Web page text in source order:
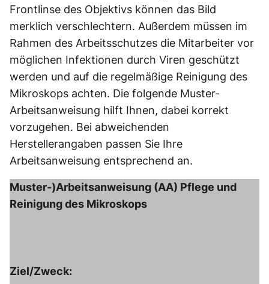
Frontlinse des Objektivs können das Bild
merklich verschlechtern. Außerdem müssen im
Rahmen des Arbeitsschutzes die Mitarbeiter vor
möglichen Infektionen durch Viren geschützt
werden und auf die regelmäßige Reinigung des
Mikroskops achten. Die folgende Muster-
Arbeitsanweisung hilft Ihnen, dabei korrekt
vorzugehen. Bei abweichenden
Herstellerangaben passen Sie Ihre
Arbeitsanweisung entsprechend an.
Muster-)Arbeitsanweisung (AA) Pflege und
Reinigung des Mikroskops
Ziel/Zweck: